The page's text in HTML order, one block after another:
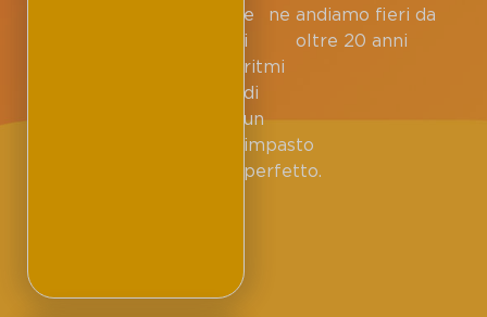
e
i
ritmi
di
un
impasto
perfetto.
ne andiamo fieri da
oltre 20 anni